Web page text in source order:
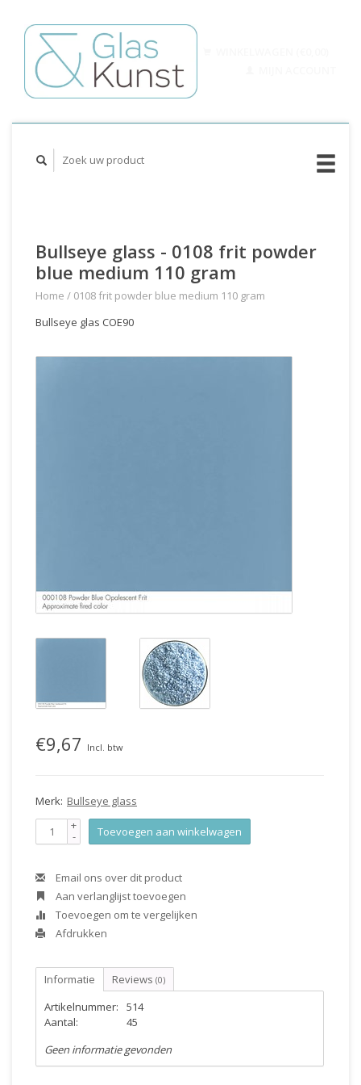
Bullseye glass - 0108 frit powder
blue medium 110 gram
Home / 0108 frit powder blue medium 110 gram
Bullseye glas COE90
€9,67 Incl. btw
Merk: Bullseye glass
+
- Toevoegen aan winkelwagen
Email ons over dit product
Aan verlanglijst toevoegen
Toevoegen om te vergelijken
Afdrukken
Informatie Reviews (0)
Artikelnummer:
514
Aantal:
45
Geen informatie gevonden